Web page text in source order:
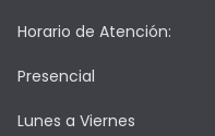
Horario de Atención:
Presencial
Lunes a Viernes